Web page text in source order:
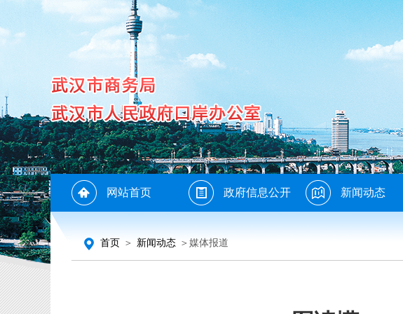
网站首页 政府信息公开 新闻动态
首页 ＞ 新闻动态 ＞媒体报道